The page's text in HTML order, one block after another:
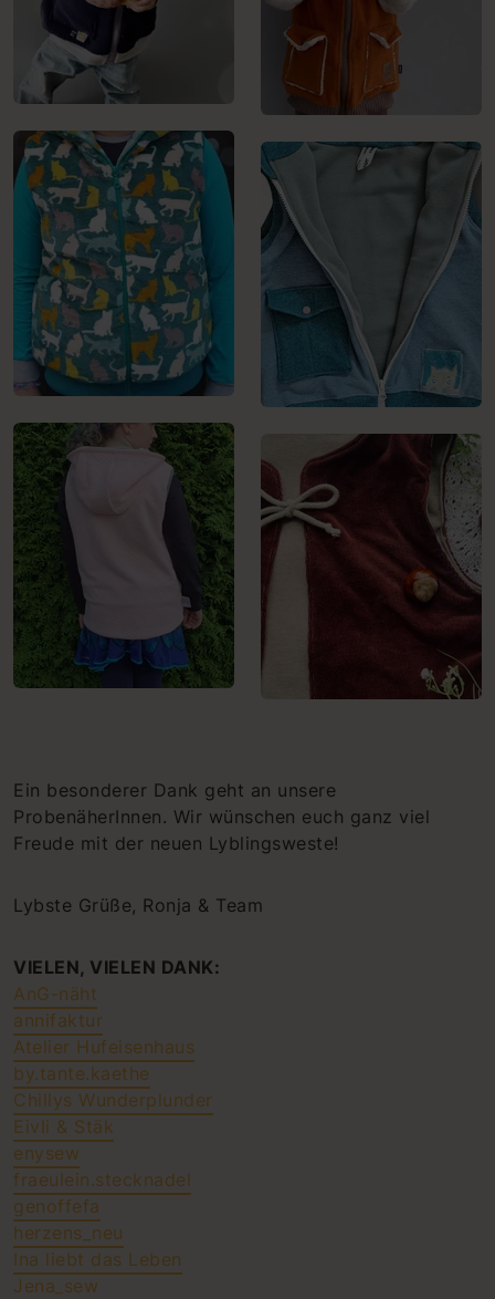
Ein besonderer Dank geht an unsere
ProbenäherInnen. Wir wünschen euch ganz viel
Freude mit der neuen Lyblingsweste!
Lybste Grüße, Ronja & Team
VIELEN, VIELEN DANK:
AnG-näht
annifaktur
Atelier Hufeisenhaus
by.tante.kaethe
Chillys Wunderplunder
Eivli & Stäk
enysew
fraeulein.stecknadel
genoffefa
herzens_neu
Ina liebt das Leben
Jena_sew